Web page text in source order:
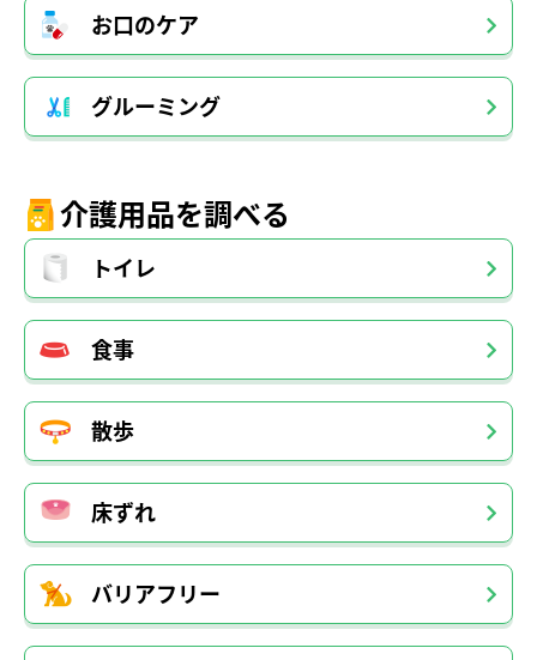
お口のケア
グルーミング
介護用品を調べる
トイレ
食事
散歩
床ずれ
バリアフリー